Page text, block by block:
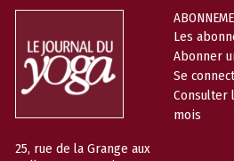
25, rue de la Grange aux
Les
Abonner
Se
Consulter
mois